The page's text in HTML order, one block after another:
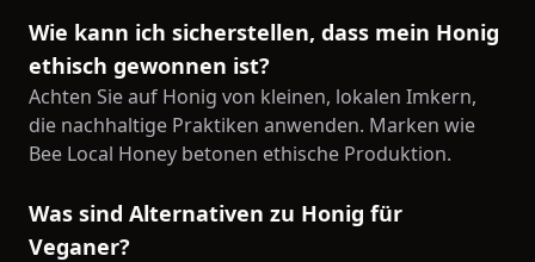
Wie kann ich sicherstellen, dass mein Honig
ethisch gewonnen ist?
Achten Sie auf Honig von kleinen, lokalen Imkern,
die nachhaltige Praktiken anwenden. Marken wie
Bee Local Honey betonen ethische Produktion.
Was sind Alternativen zu Honig für
Veganer?